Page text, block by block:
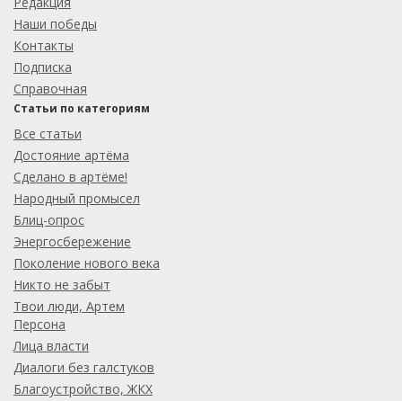
Наши победы
Контакты
Подписка
Справочная
Статьи по категориям
Все статьи
Достояние артёма
Сделано в артёме!
Народный промысел
Блиц-опрос
Энергосбережение
Поколение нового века
Никто не забыт
Твои люди, Артем
Персона
Лица власти
Диалоги без галстуков
Благоустройство, ЖКХ